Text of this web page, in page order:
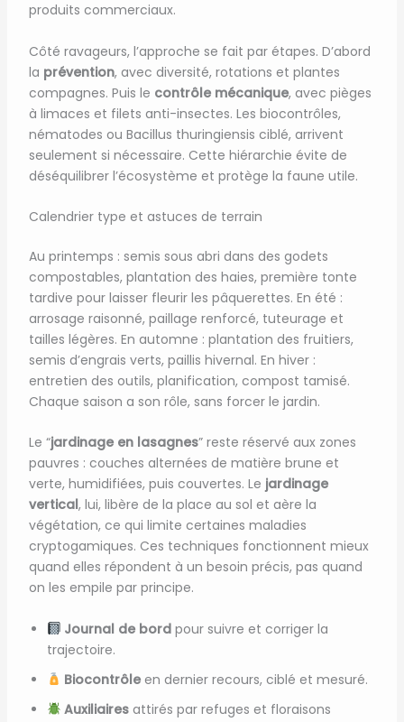
produits commerciaux.
Côté ravageurs, l’approche se fait par étapes. D’abord
la prévention, avec diversité, rotations et plantes
compagnes. Puis le contrôle mécanique, avec pièges
à limaces et filets anti-insectes. Les biocontrôles,
nématodes ou Bacillus thuringiensis ciblé, arrivent
seulement si nécessaire. Cette hiérarchie évite de
déséquilibrer l’écosystème et protège la faune utile.
Calendrier type et astuces de terrain
Au printemps : semis sous abri dans des godets
compostables, plantation des haies, première tonte
tardive pour laisser fleurir les pâquerettes. En été :
arrosage raisonné, paillage renforcé, tuteurage et
tailles légères. En automne : plantation des fruitiers,
semis d’engrais verts, paillis hivernal. En hiver :
entretien des outils, planification, compost tamisé.
Chaque saison a son rôle, sans forcer le jardin.
Le “jardinage en lasagnes” reste réservé aux zones
pauvres : couches alternées de matière brune et
verte, humidifiées, puis couvertes. Le jardinage
vertical, lui, libère de la place au sol et aère la
végétation, ce qui limite certaines maladies
cryptogamiques. Ces techniques fonctionnent mieux
quand elles répondent à un besoin précis, pas quand
on les empile par principe.
Journal de bord pour suivre et corriger la
trajectoire.
Biocontrôle en dernier recours, ciblé et mesuré.
Auxiliaires attirés par refuges et floraisons